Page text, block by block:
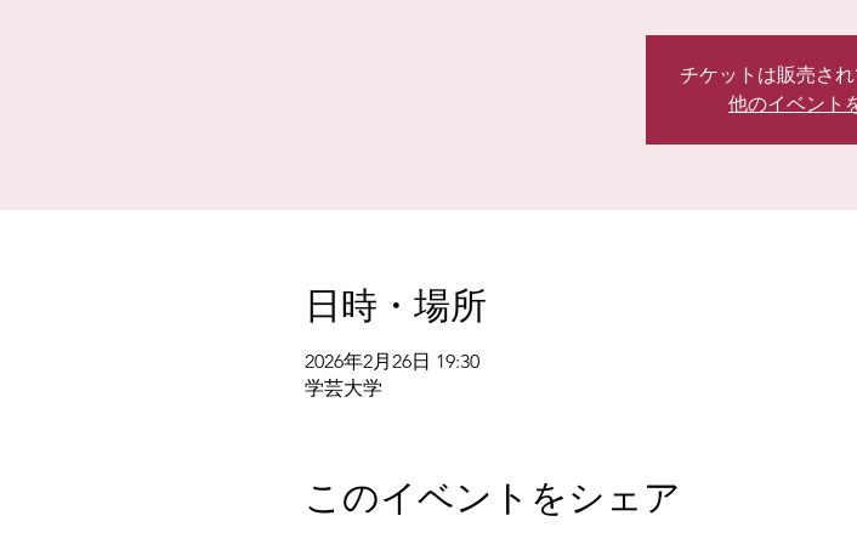
チケットは販売さ
他のイベント
日時・場所
2026年2月26日 19:30
学芸大学
このイベントをシェア